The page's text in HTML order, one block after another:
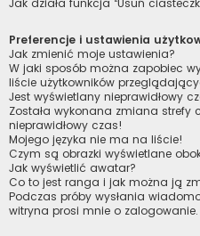
Jak działa funkcja “Usuń
Preferencje i ustawienia
Jak zmienić moje ustawienia?
W jaki sposób można zapobiec
liście użytkowników
Jest wyświetlany nieprawidłowy
Została wykonana zmiana strefy
nieprawidłowy czas!
Mojego języka nie ma na liście!
Czym są obrazki wyświetlane
Jak wyświetlić awatar?
Co to jest ranga i jak można ją
Podczas próby wysłania
witryna prosi mnie o zalogowanie.